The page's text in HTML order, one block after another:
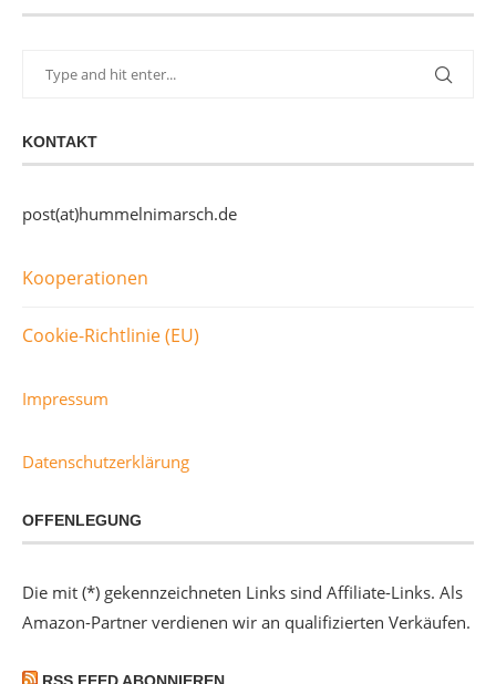
KONTAKT
post(at)hummelnimarsch.de
Kooperationen
Cookie-Richtlinie (EU)
Impressum
Datenschutzerklärung
OFFENLEGUNG
Die mit (*) gekennzeichneten Links sind Affiliate-Links. Als
Amazon-Partner verdienen wir an qualifizierten Verkäufen.